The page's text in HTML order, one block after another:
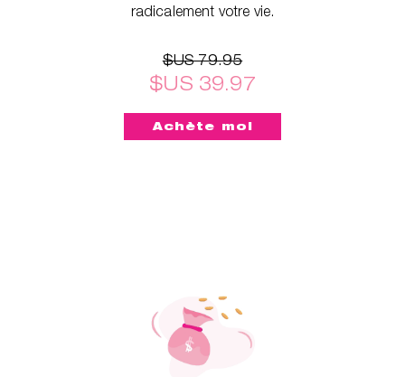
radicalement votre vie.
$US 79.95
$US 39.97